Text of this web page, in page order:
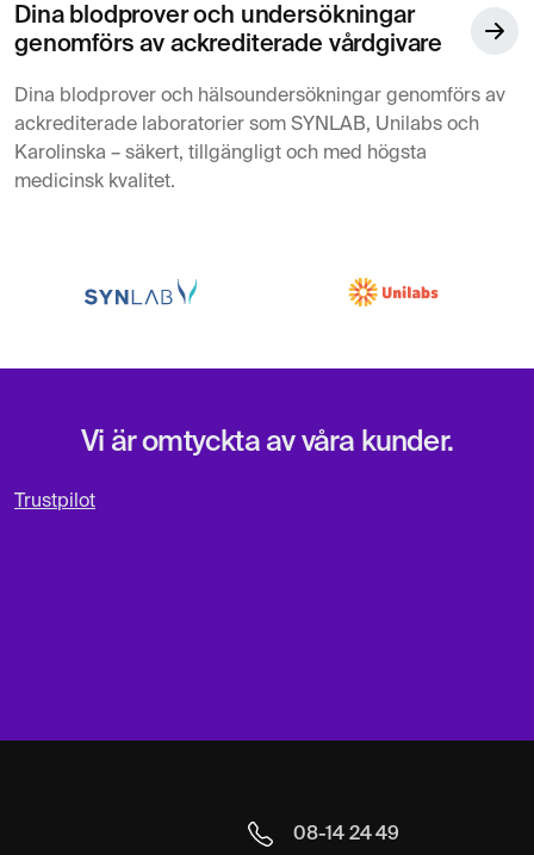
Dina blodprover och undersökningar
genomförs av ackrediterade vårdgivare
Dina blodprover och hälsoundersökningar genomförs av
ackrediterade laboratorier som SYNLAB, Unilabs och
Karolinska – säkert, tillgängligt och med högsta
medicinsk kvalitet.
Vi är omtyckta av våra kunder.
Trustpilot
08-14 24 49